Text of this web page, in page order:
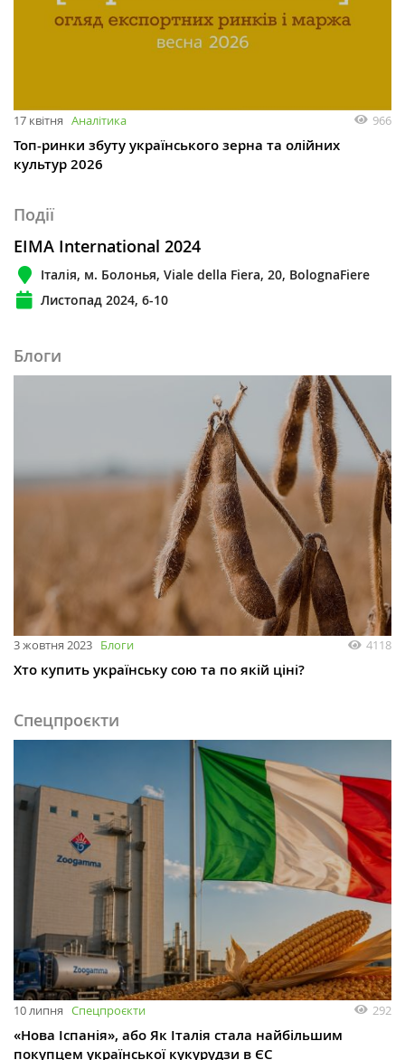
17 квітня Аналітика 966
Топ-ринки збуту українського зерна та олійних
культур 2026
Події
EIMA International 2024
Італія, м. Болонья, Viale della Fiera, 20, BolognaFiere
Листопад 2024, 6-10
Блоги
3 жовтня 2023 Блоги 4118
Хто купить українську сою та по якій ціні?
Спецпроєкти
10 липня Спецпроєкти 292
«Нова Іспанія», або Як Італія стала найбільшим
покупцем української кукурудзи в ЄС